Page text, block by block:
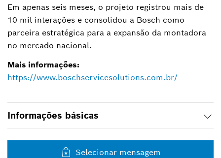
Em apenas seis meses, o projeto registrou mais de
10 mil interações e consolidou a Bosch como
parceira estratégica para a expansão da montadora
no mercado nacional.
Mais informações:
https://www.boschservicesolutions.com.br/
Informações básicas
Selecionar mensagem